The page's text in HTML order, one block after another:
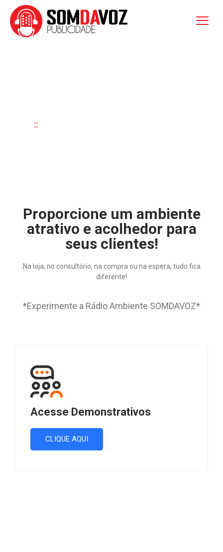
::
Proporcione um ambiente
atrativo e acolhedor para
seus clientes!
Na loja, no consultório, na compra ou na espera, tudo fica
diferente!
*Experimente a Rádio Ambiente SOMDAVOZ*
Acesse Demonstrativos
CLIQUE AQUI